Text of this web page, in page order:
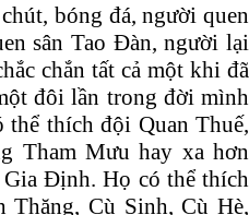
bóng đá, người quen
sân Tao Đàn, người lại
chắn tất cả một khi đã
đôi lần trong đời mình
thể thích đội Quan Thuế,
Tham Mưu hay xa hơn
Định. Họ có thể thích
Cù Sinh, Cù Hè,